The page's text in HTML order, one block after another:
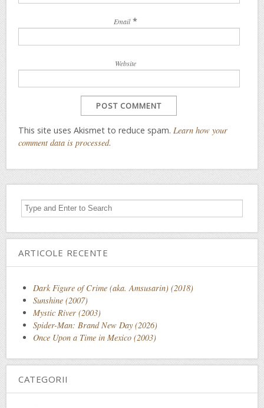
Email *
Website
This site uses Akismet to reduce spam. Learn how your
comment data is processed.
ARTICOLE RECENTE
Dark Figure of Crime (aka. Amsusarin) (2018)
Sunshine (2007)
Mystic River (2003)
Spider-Man: Brand New Day (2026)
Once Upon a Time in Mexico (2003)
CATEGORII